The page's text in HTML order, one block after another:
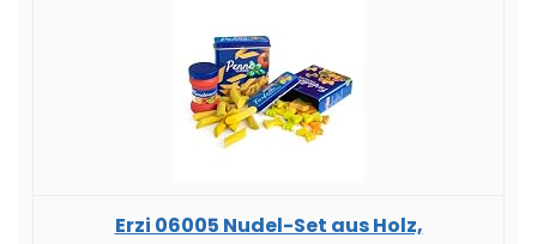
Erzi 06005 Nudel-Set aus Holz,